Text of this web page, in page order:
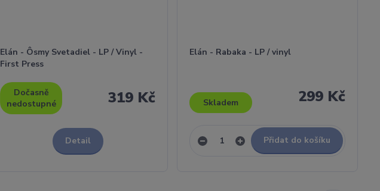
Elán - Ôsmy Svetadiel - LP / Vinyl -
First Press
319 Kč
Dočasně
nedostupné
Detail
Elán - Rabaka - LP / vinyl
299 Kč
Skladem
Přidat do košíku